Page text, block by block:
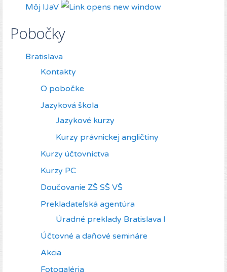
Môj IJaV
Pobočky
Bratislava
Kontakty
O pobočke
Jazyková škola
Jazykové kurzy
Kurzy právnickej angličtiny
Kurzy účtovníctva
Kurzy PC
Doučovanie ZŠ SŠ VŠ
Prekladateľská agentúra
Úradné preklady Bratislava I
Účtovné a daňové semináre
Akcia
Fotogaléria